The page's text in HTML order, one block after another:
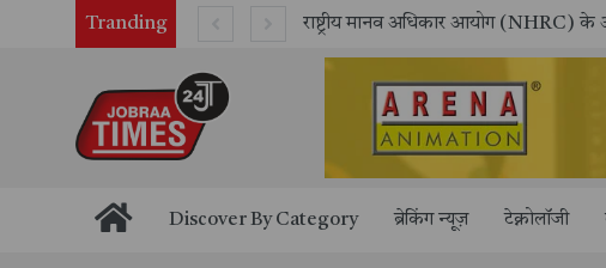
Tranding राष्ट्रीय मानव अधिकार आयोग (NHRC) के ऑनलाइन इंटर्नशिप कार्यक्रम का समापन, 21 राज्यों के छात्रों ने किया सफलतापूर्वक पूर्ण"आपकी पूंजी,
Discover By Category ब्रेकिंग न्यूज़ टेक्नोलॉजी